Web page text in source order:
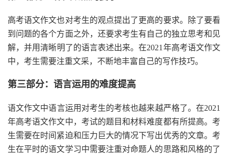
高考语文作文也对考生的观点提出了更高的要求。除了要看
到问题的各个方面之外，还要求考生有自己的独立思考和见
解，并用清晰明了的语言表述出来。在2021年高考语文作文
中，考生需要注重文采，不断地丰富自己的写作技巧。
第三部分：语言运用的难度提高
语文作文中语言运用对考生的考核也越来越严格了。在2021
年高考语文作文中，考试的题目和材料难度都有所提高。考
生需要在时间紧迫和压力巨大的情况下写出优秀的文章。考
生在平时的语文学习中需要注重对命题人的思路和风格的了